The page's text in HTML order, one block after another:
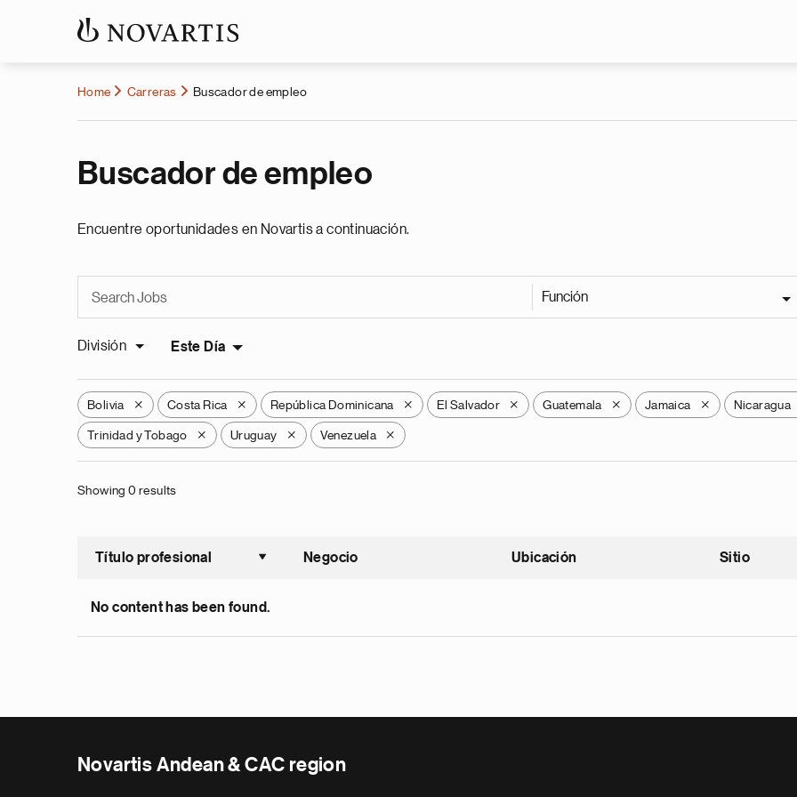
Home Carreras Buscador de empleo
Buscador de empleo
Encuentre oportunidades en Novartis a continuación.
Función
División Este Día
Bolivia X Costa Rica X República Dominicana X El Salvador X Guatemala X Jamaica X Nicaragua
Trinidad y Tobago X Uruguay X Venezuela X
Showing 0 results
Título profesional
Ordenar ascendente
Negocio Ubicación Sitio
No content has been found.
Novartis Andean & CAC region